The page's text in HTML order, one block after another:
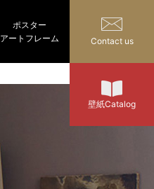
ポスター
アートフレーム
Contact us
壁紙Catalog